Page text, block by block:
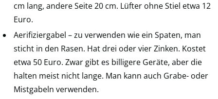
cm lang, andere Seite 20 cm. Lüfter ohne Stiel etwa 12
Euro.
Aerifiziergabel – zu verwenden wie ein Spaten, man
sticht in den Rasen. Hat drei oder vier Zinken. Kostet
etwa 50 Euro. Zwar gibt es billigere Geräte, aber die
halten meist nicht lange. Man kann auch Grabe- oder
Mistgabeln verwenden.